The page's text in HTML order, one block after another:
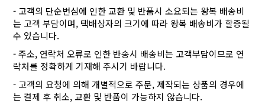
- 고객의 단순변심에 인한 교환 및 반품시 소요되는 왕복 배송비
는 고객 부담이며, 택배상자의 크기에 따라 왕복 배송비가 할증될
수 있습니다.
- 주소, 연락처 오류로 인한 반송시 배송비는 고객부담이므로 연
락처를 정확하게 기재해 주시기 바랍니다.
- 고객의 요청에 의해 개별적으로 주문, 제작되는 상품의 경우에
는 결제 후 취소, 교환 및 반품이 가능하지 않습니다.